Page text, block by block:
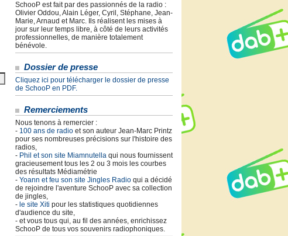
SchooP est fait par des passionnés de la radio :
Olivier Oddou, Alain Léger, Cyril, Stéphane, Jean-
Marie, Arnaud et Marc. Ils réalisent les mises à
jour sur leur temps libre, à côté de leurs activités
professionnelles, de manière totalement
bénévole.
Dossier de presse
Cliquez ici pour télécharger le dossier de presse
de SchooP en PDF.
Remerciements
Nous tenons à remercier :
- 100 ans de radio et son auteur Jean-Marc Printz
pour ses nombreuses précisions sur l'histoire des
radios,
- Phil et son site Miamnutella qui nous fournissent
gracieusement tous les 2 ou 3 mois les courbes
des résultats Médiamétrie
- Yoann et feu son site Jingles Radio qui a décidé
de rejoindre l'aventure SchooP avec sa collection
de jingles,
- le site Xiti pour les statistiques quotidiennes
d'audience du site,
- et vous tous qui, au fil des années, enrichissez
SchooP de tous vos souvenirs radiophoniques.